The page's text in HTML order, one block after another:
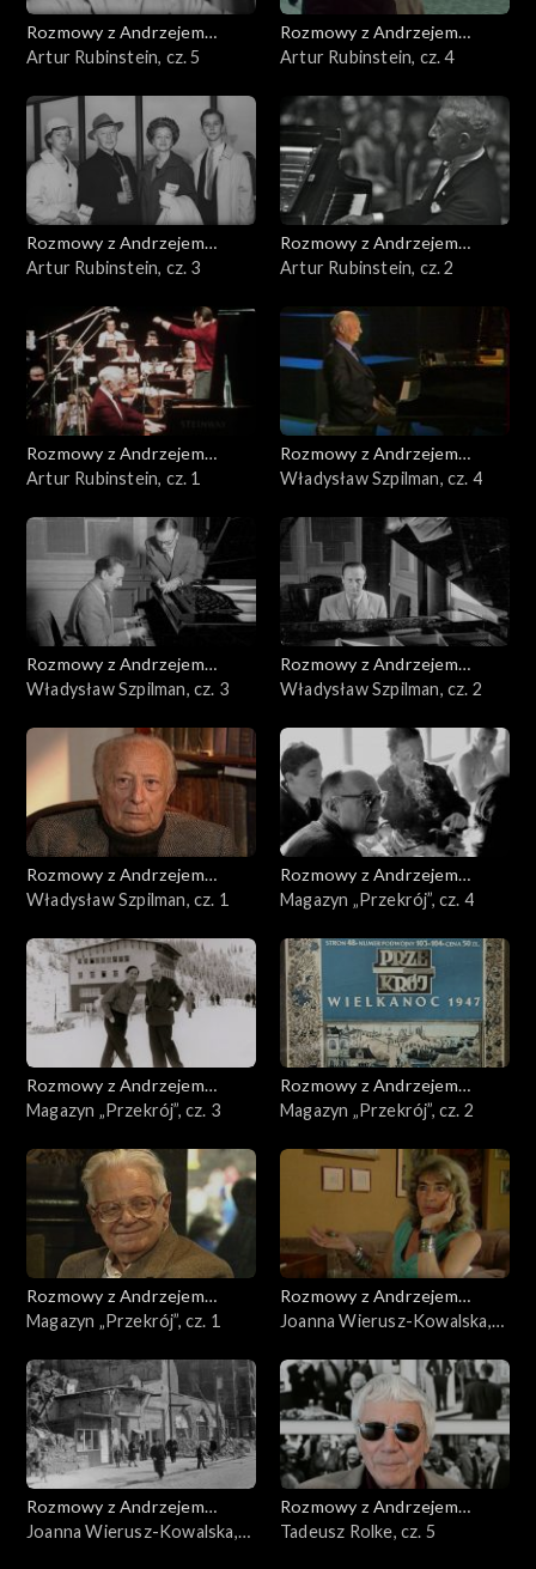
Rozmowy z Andrzejem
Doboszem
Artur Rubinstein, cz. 5
Rozmowy z Andrzejem
Doboszem
Artur Rubinstein, cz. 4
Rozmowy z Andrzejem
Doboszem
Artur Rubinstein, cz. 3
Rozmowy z Andrzejem
Doboszem
Artur Rubinstein, cz. 2
Rozmowy z Andrzejem
Doboszem
Artur Rubinstein, cz. 1
Rozmowy z Andrzejem
Doboszem
Władysław Szpilman, cz. 4
Rozmowy z Andrzejem
Doboszem
Władysław Szpilman, cz. 3
Rozmowy z Andrzejem
Doboszem
Władysław Szpilman, cz. 2
Rozmowy z Andrzejem
Doboszem
Władysław Szpilman, cz. 1
Rozmowy z Andrzejem
Doboszem
Magazyn „Przekrój”, cz. 4
Rozmowy z Andrzejem
Doboszem
Magazyn „Przekrój”, cz. 3
Rozmowy z Andrzejem
Doboszem
Magazyn „Przekrój”, cz. 2
Rozmowy z Andrzejem
Doboszem
Magazyn „Przekrój”, cz. 1
Rozmowy z Andrzejem
Doboszem
Joanna Wierusz-Kowalska,
Rozmowy z Andrzejem
Doboszem
Joanna Wierusz-Kowalska,
Rozmowy z Andrzejem
Doboszem
Tadeusz Rolke, cz. 5